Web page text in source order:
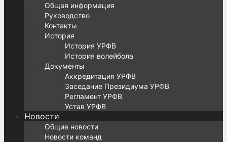
Общая информация
Руководство
Контакты
История
История УРФВ
История волейбола
Документы
Аккредитация УРФВ
Заседание Президиума УРФВ
Регламент УРФВ
Устав УРФВ
Новости
Общие новости
Новости команд